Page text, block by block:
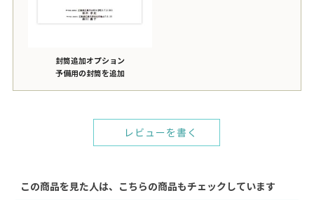
封筒追加オプション
予備用の封筒を追加
レビューを書く
この商品を見た人は、こちらの商品もチェックしています